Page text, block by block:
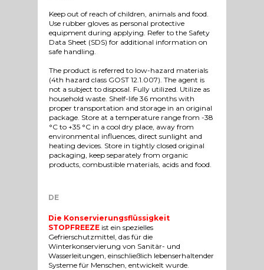
Keep out of reach of children, animals and food.
Use rubber gloves as personal protective
equipment during applying. Refer to the Safety
Data Sheet (SDS) for additional information on
safe handling.
The product is referred to low-hazard materials
(4th hazard class GOST 12.1.007). The agent is
not a subject to disposal. Fully utilized. Utilize as
household waste. Shelf-life 36 months with
proper transportation and storage in an original
package. Store at a temperature range from -38
°C to +35 °C in a cool dry place, away from
environmental influences, direct sunlight and
heating devices. Store in tightly closed original
packaging, keep separately from organic
products, combustible materials, acids and food.
Die Konservierungsflüssigkeit
STOPFREEZE ist ein spezielles
Gefrierschutzmittel, das für die
Winterkonservierung von Sanitär- und
Wasserleitungen, einschließlich lebenserhaltender
Systeme für Menschen, entwickelt wurde.
DE